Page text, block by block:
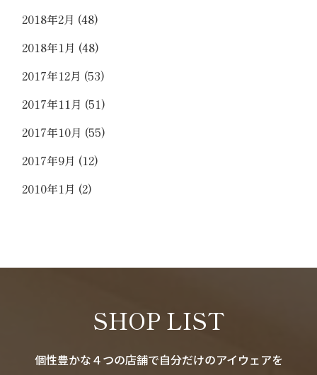
2018年2月 (48)
2018年1月 (48)
2017年12月 (53)
2017年11月 (51)
2017年10月 (55)
2017年9月 (12)
2010年1月 (2)
SHOP LIST
個性豊かな４つの店舗で自分だけのアイウェアを